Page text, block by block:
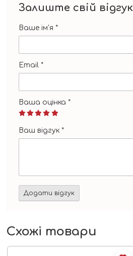
Залиште свій відгук
Ваше ім'я *
Email *
Ваша оцінка *
Ваш відгук *
Схожі товари